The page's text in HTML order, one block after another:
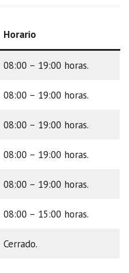
Horario
08:00 – 19:00 horas.
08:00 – 19:00 horas.
08:00 – 19:00 horas.
08:00 – 19:00 horas.
08:00 – 19:00 horas.
08:00 – 15:00 horas.
Cerrado.